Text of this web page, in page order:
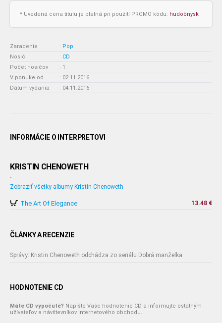
* Uvedená cena titulu je platná pri použití PROMO kódu: hudobnysk
Zaradenie : Pop
Nosič
: CD
Počet nosičov
: 1
V ponuke od
: 02.11.2016
Dátum vydania
: 04.11.2016
INFORMÁCIE O INTERPRETOVI
KRISTIN CHENOWETH
-
Zobraziť všetky albumy Kristin Chenoweth
The Art Of Elegance 13.48 €
ČLÁNKY A RECENZIE
Správy: Kristin Chenoweth odchádza zo seriálu Dobrá manželka
HODNOTENIE CD
Máte CD vypočuté? Napíšte Vaše hodnotenie CD a informujte ostatným
užívateľov a návštevníkov internetového obchodu.